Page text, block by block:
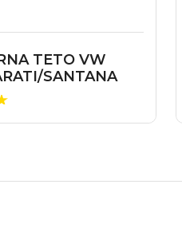
TETO VW
SANTANA